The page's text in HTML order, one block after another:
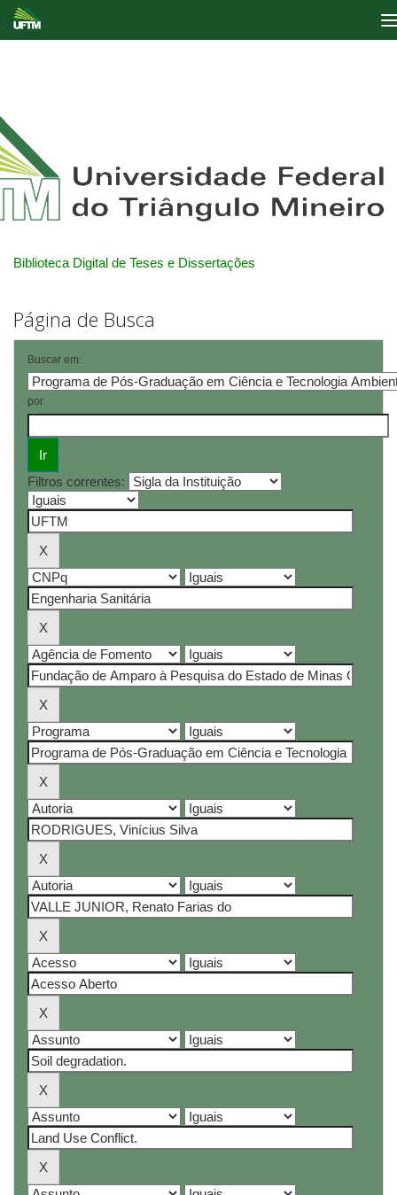
Biblioteca Digital de Teses e Dissertações
Página de Busca
Buscar em:
por
Filtros correntes: